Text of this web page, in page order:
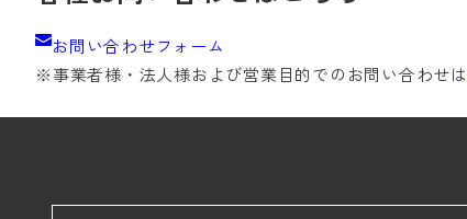
お問い合わせフォーム
※事業者様・法人様および営業目的でのお問い合わせは